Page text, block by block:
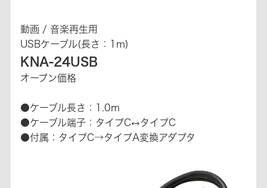
動画 / 音楽再生用
USBケーブル(長さ：1m)
KNA-24USB
オープン価格
●ケーブル長さ：1.0m
●ケーブル端子：タイプC↔タイプC
●付属：タイプC→タイプA変換アダプタ